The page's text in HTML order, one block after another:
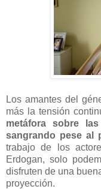
Los amantes del
más la tensión
metáfora sobre
sangrando pese al
trabajo de los
Erdogan, solo
disfruten de una
proyección.